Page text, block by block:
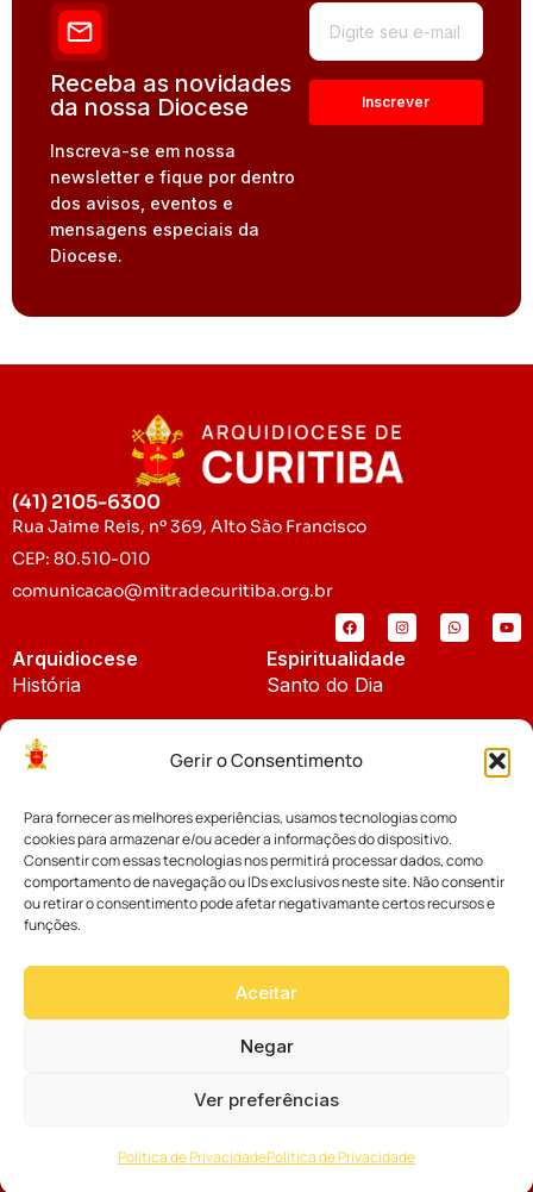
Gerir o Consentimento
Para fornecer as melhores experiências, usamos tecnologias como
cookies para armazenar e/ou aceder a informações do dispositivo.
Consentir com essas tecnologias nos permitirá processar dados, como
comportamento de navegação ou IDs exclusivos neste site. Não consentir
ou retirar o consentimento pode afetar negativamante certos recursos e
funções.
Aceitar
Negar
Ver preferências
Política de PrivacidadePolítica de Privacidade
Receba as novidades
da nossa Diocese
Inscreva-se em nossa
newsletter e fique por dentro
dos avisos, eventos e
mensagens especiais da
Diocese.
(41) 2105-6300
Rua Jaime Reis, nº 369, Alto São Francisco
CEP: 80.510-010
comunicacao@mitradecuritiba.org.br
Arquidiocese
História
Padroeira
Espiritualidade
Santo do Dia
Notícias
Notícias da Arquidiocese
Notícias Cáritas
Palavra dos Bispos
Cúria Diocesana
Fundo Diocesano
Vicariatos da Educação
Eventos
por